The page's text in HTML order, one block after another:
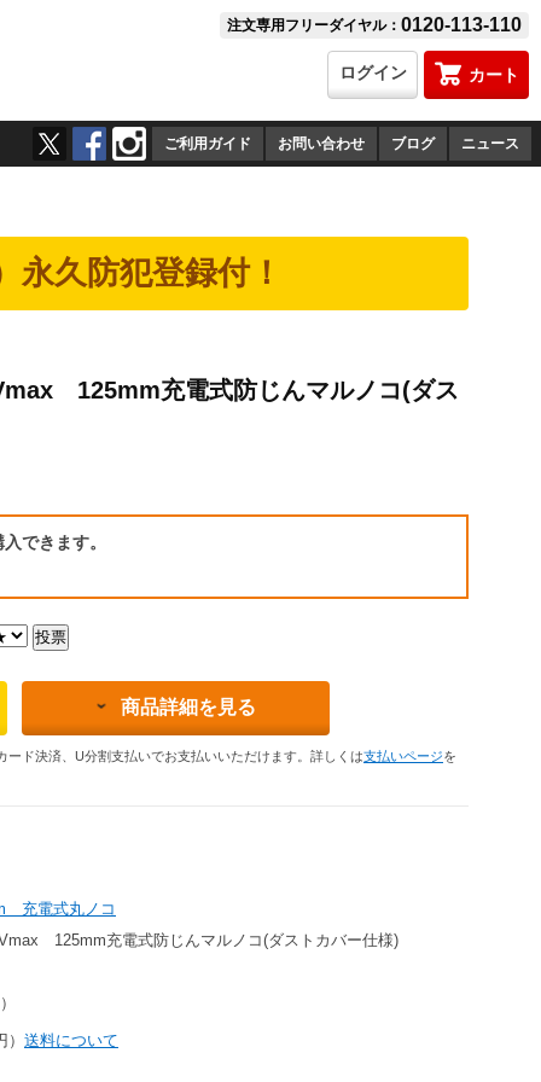
注文専用フリーダイヤル： 0120-113-110
カート
ログイン
ご利用ガイド お問い合わせ ブログ ニュース
久防犯登録付！
125mm充電式防じんマルノコ(ダス
できます。
商品詳細を見る
ド決済、U分割支払いでお支払いいただけます。詳しくは支払いページを
充電式丸ノコ
125mm充電式防じんマルノコ(ダストカバー仕様)
送料について